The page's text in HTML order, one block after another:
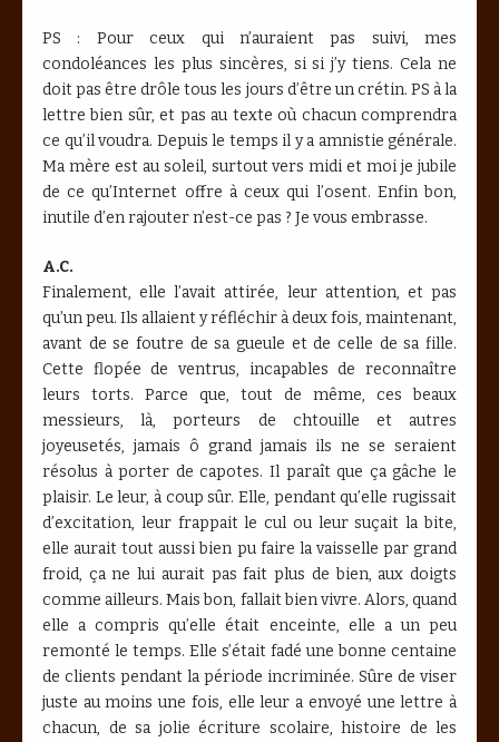
PS : Pour ceux qui n’auraient pas suivi, mes
condoléances les plus sincères, si si j’y tiens. Cela ne
doit pas être drôle tous les jours d’être un crétin. PS à la
lettre bien sûr, et pas au texte où chacun comprendra
ce qu’il voudra. Depuis le temps il y a amnistie générale.
Ma mère est au soleil, surtout vers midi et moi je jubile
de ce qu’Internet offre à ceux qui l’osent. Enfin bon,
inutile d’en rajouter n’est-ce pas ? Je vous embrasse.
A.C.
Finalement, elle l’avait attirée, leur attention, et pas
qu’un peu. Ils allaient y réfléchir à deux fois, maintenant,
avant de se foutre de sa gueule et de celle de sa fille.
Cette flopée de ventrus, incapables de reconnaître
leurs torts. Parce que, tout de même, ces beaux
messieurs, là, porteurs de chtouille et autres
joyeusetés, jamais ô grand jamais ils ne se seraient
résolus à porter de capotes. Il paraît que ça gâche le
plaisir. Le leur, à coup sûr. Elle, pendant qu’elle rugissait
d’excitation, leur frappait le cul ou leur suçait la bite,
elle aurait tout aussi bien pu faire la vaisselle par grand
froid, ça ne lui aurait pas fait plus de bien, aux doigts
comme ailleurs. Mais bon, fallait bien vivre. Alors, quand
elle a compris qu’elle était enceinte, elle a un peu
remonté le temps. Elle s’était fadé une bonne centaine
de clients pendant la période incriminée. Sûre de viser
juste au moins une fois, elle leur a envoyé une lettre à
chacun, de sa jolie écriture scolaire, histoire de les